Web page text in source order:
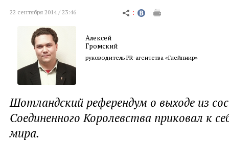
22 сентября 2014 / 23:46
Алексей
Громский
руководитель PR-агентства «Глейпнир»
Шотландский референдум о выходе из
Соединенного Королевства приковал к
мира.